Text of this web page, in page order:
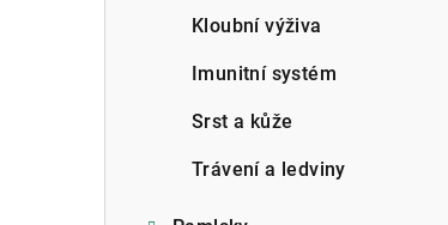
Kloubní výživa
Imunitní systém
Srst a kůže
Trávení a ledviny